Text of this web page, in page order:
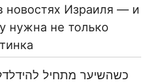
новостях Израиля — и
нужна не только
כשהשיער מתחיל